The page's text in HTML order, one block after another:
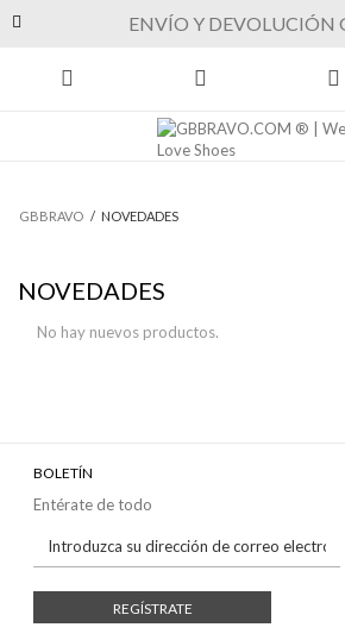
ENVÍO Y DEVOLUCIÓN
GBBRAVO / NOVEDADES
NOVEDADES
No hay nuevos productos.
BOLETÍN
Entérate de todo
REGÍSTRATE